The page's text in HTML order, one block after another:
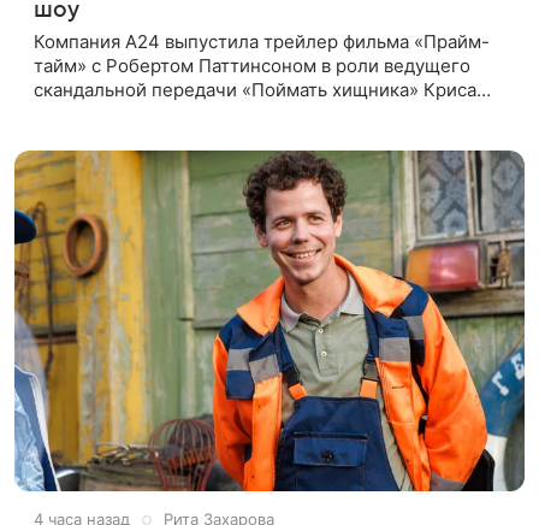
шоу
Компания A24 выпустила трейлер фильма «Прайм-
тайм» с Робертом Паттинсоном в роли ведущего
скандальной передачи «Поймать хищника» Криса
4 часа назад Рита Захарова